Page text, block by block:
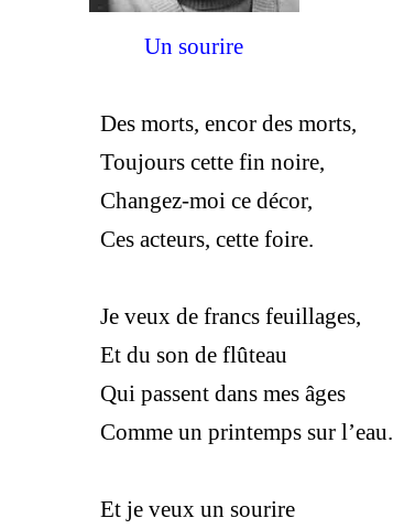
Un sourire
Des morts, encor des morts,
Toujours cette fin noire,
Changez-moi ce décor,
Ces acteurs, cette foire.
Je veux de francs feuillages,
Et du son de flûteau
Qui passent dans mes âges
Comme un printemps sur l’eau.
Et je veux un sourire